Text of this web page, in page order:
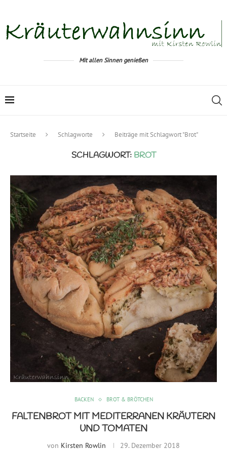
Mit allen Sinnen genießen
Startseite Schlagworte Beiträge mit Schlagwort "Brot"
SCHLAGWORT: BROT
BACKEN BROT & BRÖTCHEN
FALTENBROT MIT MEDITERRANEN KRÄUTERN
UND TOMATEN
von Kirsten Rowlin 29. Dezember 2018